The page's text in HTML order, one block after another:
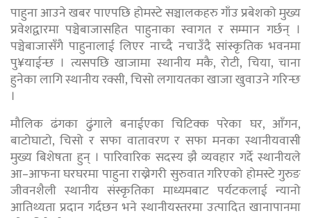
पाहुना आउने खबर पाएपछि होमस्टे सञ्चालकहरु गाँउ प्रबेशको मुख्य
प्रवेशद्वारमा पञ्चेबाजासहित पाहुनाका स्वागत र सम्मान गर्छन् ।
पञ्चेबाजासँगै पाहुनालाई लिएर नाच्दै नचाउँदै सांस्कृतिक भवनमा
पु¥याईन्छ । त्यसपछि खाजामा स्थानीय मकै, रोटी, चिया, चाना
हुनेका लागि स्थानीय रक्सी, चिसो लगायतका खाजा खुवाउने गरिन्छ
।
मौलिक ढंगका ढुंगाले बनाईएका चिटिक्क परेका घर, आँगन,
बाटोघाटो, चिसो र सफा वातावरण र सफा मनका स्थानीयवासी
मुख्य बिशेषता हुन् । पारिवारिक सदस्य झै व्यवहार गर्दे स्थानीयले
आ–आफना घरघरमा पाहुना राख्नेगरी सुरुवात गरिएको होमस्टे गुरुङ
जीवनशैली स्थानीय संस्कृतिका माध्यमबाट पर्यटकलाई न्यानो
आतिथ्यता प्रदान गर्दछन भने स्थानीयस्तरमा उत्पादित खानापानमा